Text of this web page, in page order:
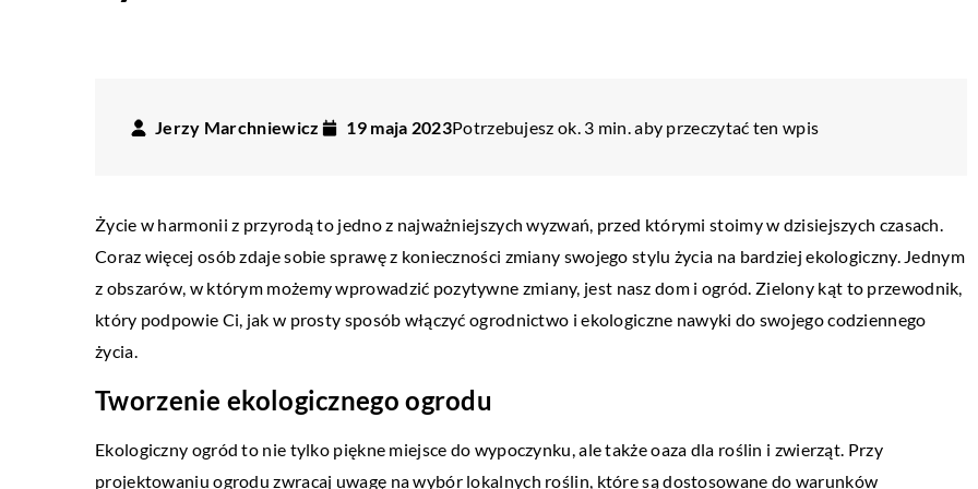
Jerzy Marchniewicz 19 maja 2023Potrzebujesz ok. 3 min. aby przeczytać ten wpis
Życie w harmonii z przyrodą to jedno z najważniejszych wyzwań, przed którymi stoimy w dzisiejszych czasach.
Coraz więcej osób zdaje sobie sprawę z konieczności zmiany swojego stylu życia na bardziej ekologiczny. Jednym
z obszarów, w którym możemy wprowadzić pozytywne zmiany, jest nasz dom i ogród. Zielony kąt to przewodnik,
który podpowie Ci, jak w prosty sposób włączyć ogrodnictwo i ekologiczne nawyki do swojego codziennego
życia.
Tworzenie ekologicznego ogrodu
Ekologiczny ogród to nie tylko piękne miejsce do wypoczynku, ale także oaza dla roślin i zwierząt. Przy
projektowaniu ogrodu zwracaj uwagę na wybór lokalnych roślin, które są dostosowane do warunków
ekologiczne nawyki do
INNE
15 lutego 2026
Jak wybrać idealne zakrętki do słoików na
17 marca 2024
Czy desery mogą być bezglutenowe?